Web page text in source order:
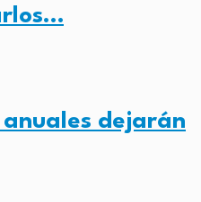
anuales dejarán